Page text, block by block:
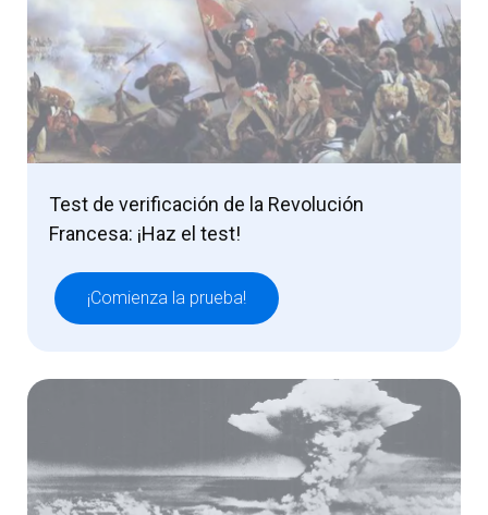
Test de verificación de la Revolución
Francesa: ¡Haz el test!
¡Comienza la prueba!